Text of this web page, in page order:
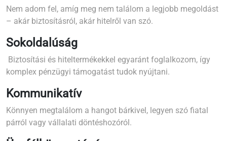
Nem adom fel, amíg meg nem találom a legjobb megoldást
– akár biztosításról, akár hitelről van szó.
Sokoldalúság
Biztosítási és hiteltermékekkel egyaránt foglalkozom, így
komplex pénzügyi támogatást tudok nyújtani.
Kommunikatív
Könnyen megtalálom a hangot bárkivel, legyen szó fiatal
párról vagy vállalati döntéshozóról.